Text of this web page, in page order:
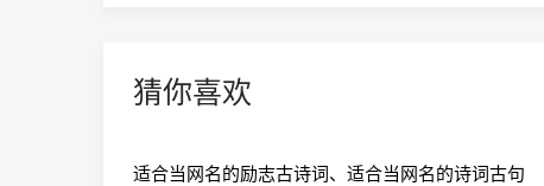
猜你喜欢
适合当网名的励志古诗词、适合当网名的诗词古句